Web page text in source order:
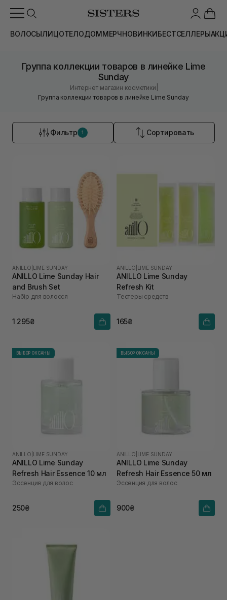
ВОЛОСЫЛИЦОТЕЛОДОММЕРЧНОВИНКИБЕСТСЕЛЛЕРЫ
Группа коллекции товаров в линейке Lime
Sunday
Интернет магазин косметики
Группа коллекции товаров в линейке Lime Sunday
Фильтр 1 Сортировать
ANILLO LIME SUNDAY
ANILLO Lime Sunday Hair
and Brush Set
Набір для волосся
1 295₴
ANILLO LIME SUNDAY
ANILLO Lime Sunday
Refresh Kit
Тестеры средств
165₴
ВЫБОР ОКСАНЫ
ANILLO LIME SUNDAY
ANILLO Lime Sunday
Refresh Hair Essence 10 мл
Эссенция для волос
250₴
ВЫБОР ОКСАНЫ
ANILLO LIME SUNDAY
ANILLO Lime Sunday
Refresh Hair Essence 50 мл
Эссенция для волос
900₴